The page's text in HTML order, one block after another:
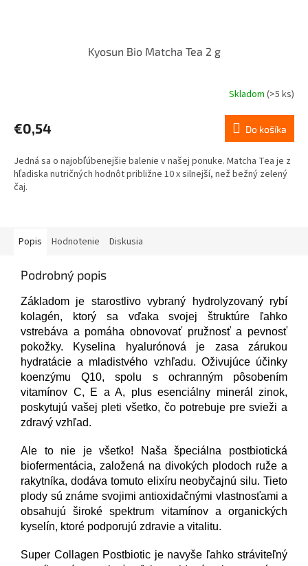
Kyosun Bio Matcha Tea 2 g
Skladom (>5 ks)
€0,54 Do košíka
Jedná sa o najobľúbenejšie balenie v našej ponuke. Matcha Tea je z
hľadiska nutričných hodnôt približne 10 x silnejší, než bežný zelený
čaj.
Popis Hodnotenie Diskusia
Podrobný popis
Základom je starostlivo vybraný hydrolyzovaný rybí
kolagén, ktorý sa vďaka svojej štruktúre ľahko
vstrebáva a pomáha obnovovať pružnosť a pevnosť
pokožky. Kyselina hyalurónová je zasa zárukou
hydratácie a mladistvého vzhľadu. Oživujúce účinky
koenzýmu Q10, spolu s ochranným pôsobením
vitamínov C, E a A, plus esenciálny minerál zinok,
poskytujú vašej pleti všetko, čo potrebuje pre svieži a
zdravý vzhľad.
Ale to nie je všetko! Naša špeciálna postbiotická
biofermentácia, založená na divokých plodoch ruže a
rakytníka, dodáva tomuto elixíru neobyčajnú silu. Tieto
plody sú známe svojimi antioxidačnými vlastnosťami a
obsahujú široké spektrum vitamínov a organických
kyselín, ktoré podporujú zdravie a vitalitu.
Super Collagen Postbiotic je navyše ľahko stráviteľný